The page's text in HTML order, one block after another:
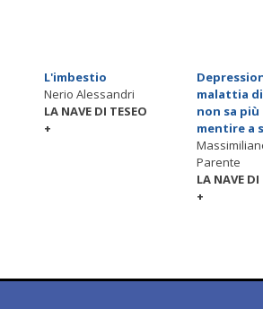
L'imbestio
Nerio Alessandri
LA NAVE DI TESEO
+
malattia
non sa più
mentire a
Parente
LA NAVE DI
+